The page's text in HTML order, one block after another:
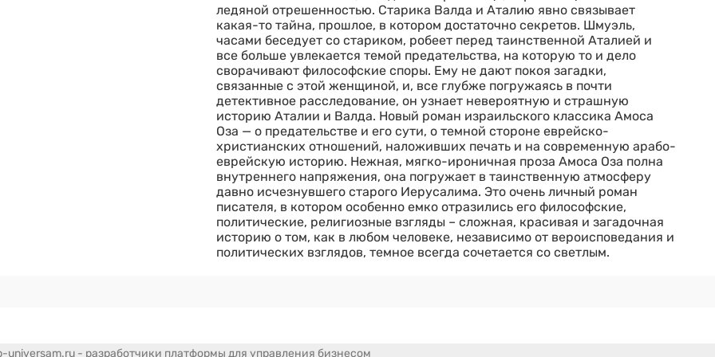
ледяной отрешенностью. Старика Валда и Аталию явно связывает
какая-то тайна, прошлое, в котором достаточно секретов. Шмуэль,
часами беседует со стариком, робеет перед таинственной Аталией и
все больше увлекается темой предательства, на которую то и дело
сворачивают философские споры. Ему не дают покоя загадки,
связанные с этой женщиной, и, все глубже погружаясь в почти
детективное расследование, он узнает невероятную и страшную
историю Аталии и Валда. Новый роман израильского классика Амоса
Оза — о предательстве и его сути, о темной стороне еврейско-
христианских отношений, наложивших печать и на современную арабо-
еврейскую историю. Нежная, мягко-ироничная проза Амоса Оза полна
внутреннего напряжения, она погружает в таинственную атмосферу
давно исчезнувшего старого Иерусалима. Это очень личный роман
писателя, в котором особенно емко отразились его философские,
политические, религиозные взгляды – сложная, красивая и загадочная
историю о том, как в любом человеке, независимо от вероисповедания и
политических взглядов, темное всегда сочетается со светлым.
universam.ru - разработчики платформы для управления бизнесом